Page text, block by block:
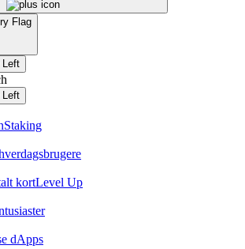
Staking
kortLevel Up
dApps